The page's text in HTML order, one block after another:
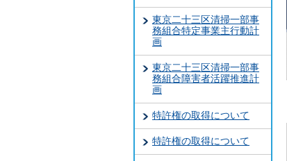
東京二十三区清掃一部事
務組合特定事業主行動計
画
東京二十三区清掃一部事
務組合障害者活躍推進計
画
特許権の取得について
特許権の取得について